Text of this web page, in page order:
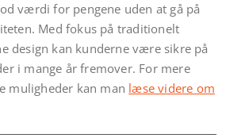
værdi for pengene uden at gå på
Med fokus på traditionelt
design kan kunderne være sikre på
i mange år fremover. For mere
muligheder kan man læse videre om